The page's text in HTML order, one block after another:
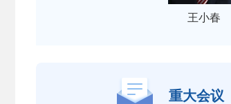
王小春
重大会议